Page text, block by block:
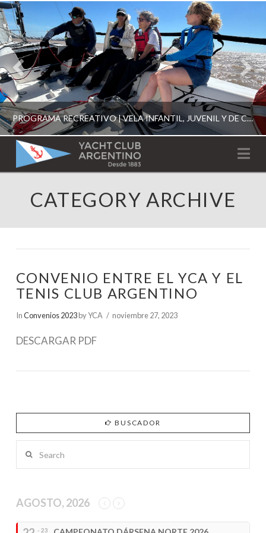
PROGRAMA RECREATIVO | VELA INFANTIL, JUVENIL Y DE CRUCERO 2026
ESCUELA RECREATIVA 2026
YACHT
CLUB
ARGENTINO
CATEGORY ARCHIVE
CONVENIO ENTRE EL YCA Y EL
TENIS CLUB ARGENTINO
InConvenios 2023by YCA noviembre 27, 2023
DESCARGAR PDF
BUSCADOR
AGOSTO, 2026
- 23